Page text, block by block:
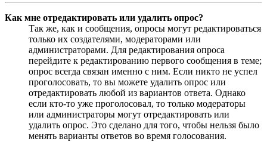
Как мне отредактировать или удалить опрос?
Так же, как и сообщения, опросы могут редактироваться
только их создателями, модераторами или
администраторами. Для редактирования опроса
перейдите к редактированию первого сообщения в теме;
опрос всегда связан именно с ним. Если никто не успел
проголосовать, то вы можете удалить опрос или
отредактировать любой из вариантов ответа. Однако
если кто-то уже проголосовал, то только модераторы
или администраторы могут отредактировать или
удалить опрос. Это сделано для того, чтобы нельзя было
менять варианты ответов во время голосования.